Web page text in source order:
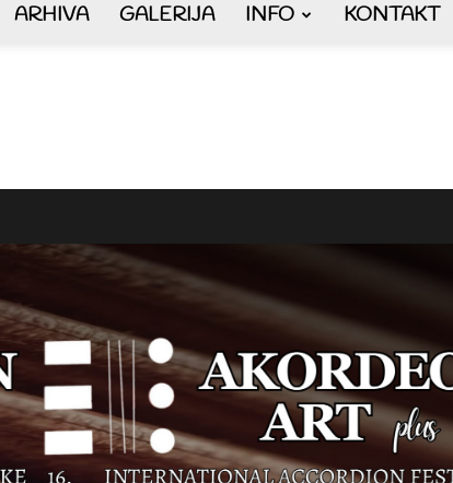
plus
ARHIVA GALERIJA INFO KONTAKT